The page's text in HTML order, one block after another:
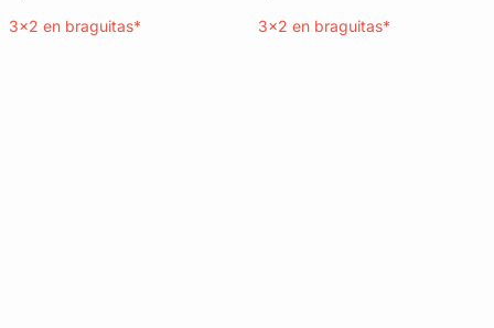
3x2 en braguitas* 3x2 en braguitas*